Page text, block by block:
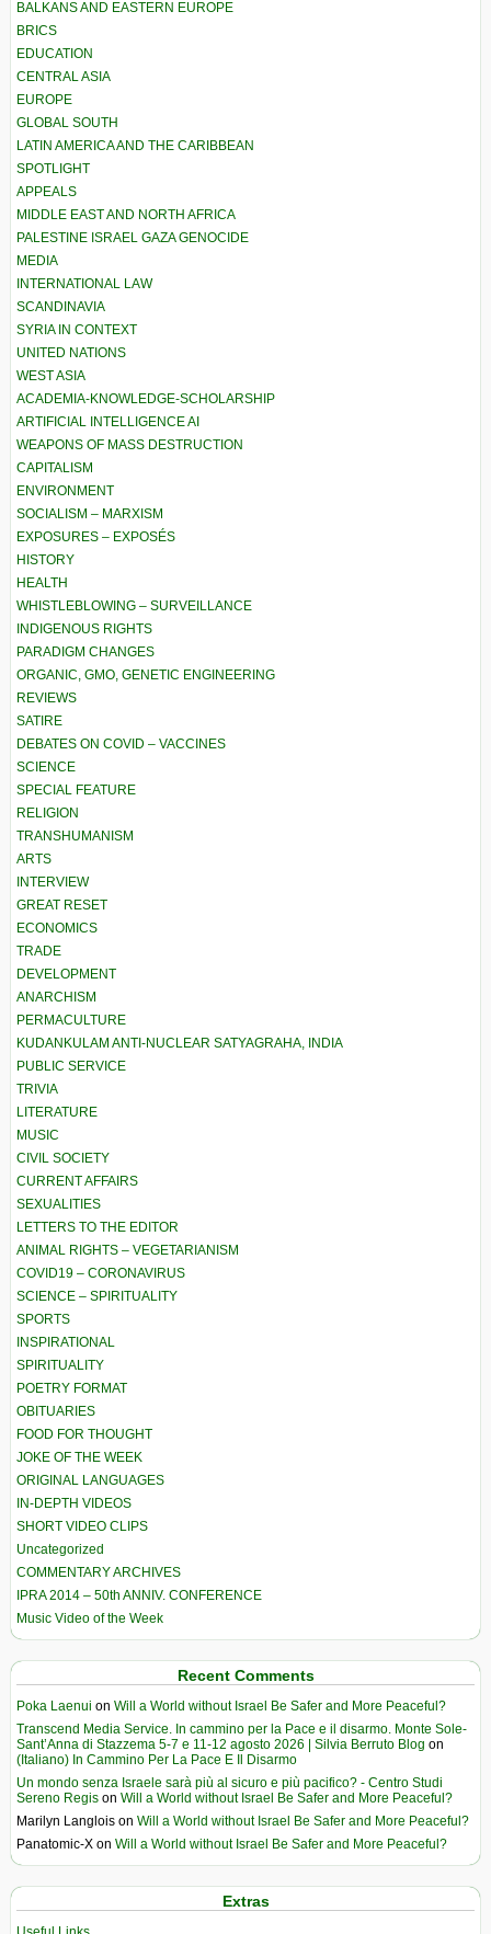
BALKANS AND EASTERN EUROPE
BRICS
EDUCATION
CENTRAL ASIA
EUROPE
GLOBAL SOUTH
LATIN AMERICA AND THE CARIBBEAN
SPOTLIGHT
APPEALS
MIDDLE EAST AND NORTH AFRICA
PALESTINE ISRAEL GAZA GENOCIDE
MEDIA
INTERNATIONAL LAW
SCANDINAVIA
SYRIA IN CONTEXT
UNITED NATIONS
WEST ASIA
ACADEMIA-KNOWLEDGE-SCHOLARSHIP
ARTIFICIAL INTELLIGENCE AI
WEAPONS OF MASS DESTRUCTION
CAPITALISM
ENVIRONMENT
SOCIALISM – MARXISM
EXPOSURES – EXPOSÉS
HISTORY
HEALTH
WHISTLEBLOWING – SURVEILLANCE
INDIGENOUS RIGHTS
PARADIGM CHANGES
ORGANIC, GMO, GENETIC ENGINEERING
REVIEWS
SATIRE
DEBATES ON COVID – VACCINES
SCIENCE
SPECIAL FEATURE
RELIGION
TRANSHUMANISM
ARTS
INTERVIEW
GREAT RESET
ECONOMICS
TRADE
DEVELOPMENT
ANARCHISM
PERMACULTURE
KUDANKULAM ANTI-NUCLEAR SATYAGRAHA, INDIA
PUBLIC SERVICE
TRIVIA
LITERATURE
MUSIC
CIVIL SOCIETY
CURRENT AFFAIRS
SEXUALITIES
LETTERS TO THE EDITOR
ANIMAL RIGHTS – VEGETARIANISM
COVID19 – CORONAVIRUS
SCIENCE – SPIRITUALITY
SPORTS
INSPIRATIONAL
SPIRITUALITY
POETRY FORMAT
OBITUARIES
FOOD FOR THOUGHT
JOKE OF THE WEEK
ORIGINAL LANGUAGES
IN-DEPTH VIDEOS
SHORT VIDEO CLIPS
Uncategorized
COMMENTARY ARCHIVES
IPRA 2014 – 50th ANNIV. CONFERENCE
Music Video of the Week
Recent Comments
Poka Laenui on Will a World without Israel Be Safer and More Peaceful?
Transcend Media Service. In cammino per la Pace e il disarmo. Monte Sole-
Sant’Anna di Stazzema 5-7 e 11-12 agosto 2026 | Silvia Berruto Blog on
(Italiano) In Cammino Per La Pace E Il Disarmo
Un mondo senza Israele sarà più al sicuro e più pacifico? - Centro Studi
Sereno Regis on Will a World without Israel Be Safer and More Peaceful?
Marilyn Langlois on Will a World without Israel Be Safer and More Peaceful?
Panatomic-X on Will a World without Israel Be Safer and More Peaceful?
Extras